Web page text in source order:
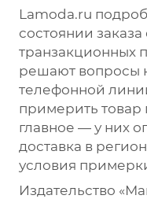
Lamoda.ru
состоянии
транзакционных
решают вопросы
телефонной
примерить товар
главное — у них
доставка в
условия
Издательство